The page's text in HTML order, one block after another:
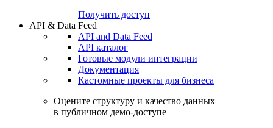
Получить доступ
API & Data Feed
API and Data Feed
API каталог
Готовые модули интеграции
Документация
Кастомные проекты для бизнеса
Оцените структуру и качество данных
в публичном демо-доступе